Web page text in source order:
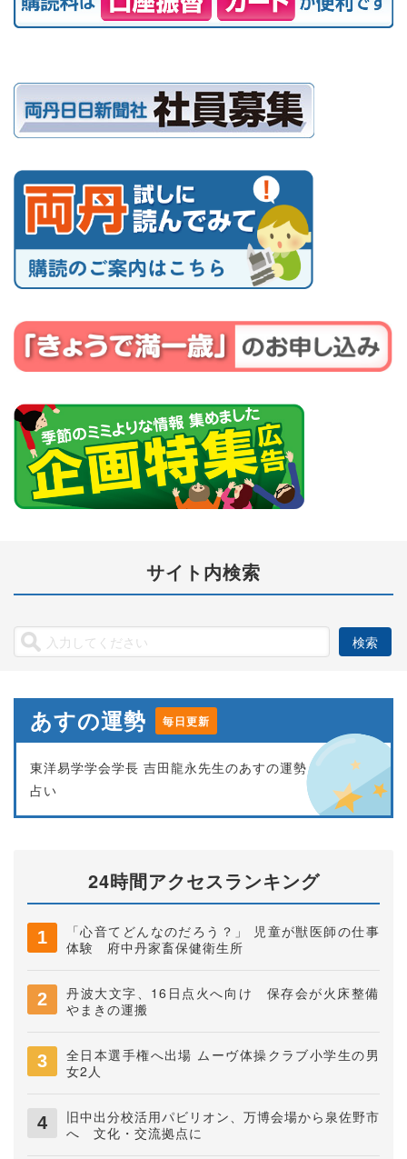
サイト内検索
あすの運勢 毎日更新
東洋易学学会学長 吉田龍永先生のあすの運勢
占い
24時間アクセスランキング
「心音てどんなのだろう？」 児童が獣医師の仕事
体験 府中丹家畜保健衛生所
丹波大文字、16日点火へ向け 保存会が火床整備
やまきの運搬
全日本選手権へ出場 ムーヴ体操クラブ小学生の男
女2人
旧中出分校活用パビリオン、万博会場から泉佐野市
へ 文化・交流拠点に